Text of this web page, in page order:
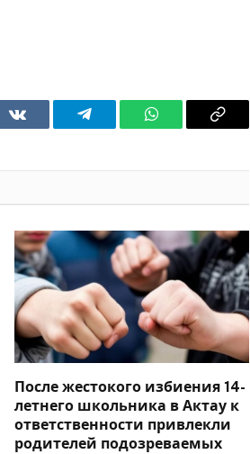
VKontakteTelegram WhatsAppCopy
После жестокого избиения 14-
летнего школьника в Актау к
ответственности привлекли
родителей подозреваемых